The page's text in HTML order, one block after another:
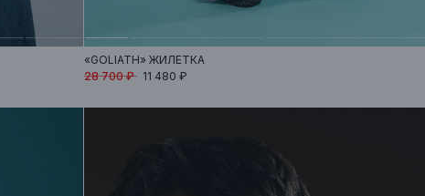
«GOLIATH» ЖИЛЕТКА
28 700 ₽ 11 480 ₽